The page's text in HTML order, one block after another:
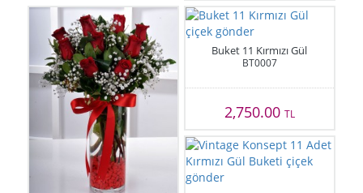
Buket 11 Kırmızı Gül
BT0007
2,750.00 TL